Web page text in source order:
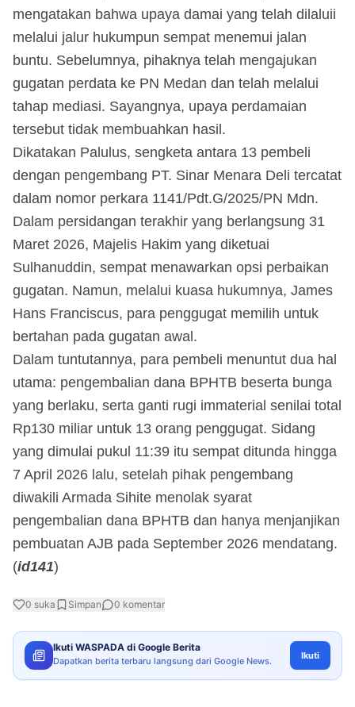
mengatakan bahwa upaya damai yang telah dilaluii
melalui jalur hukumpun sempat menemui jalan
buntu. Sebelumnya, pihaknya telah mengajukan
gugatan perdata ke PN Medan dan telah melalui
tahap mediasi. Sayangnya, upaya perdamaian
tersebut tidak membuahkan hasil.
Dikatakan Palulus, sengketa antara 13 pembeli
dengan pengembang PT. Sinar Menara Deli tercatat
dalam nomor perkara 1141/Pdt.G/2025/PN Mdn.
Dalam persidangan terakhir yang berlangsung 31
Maret 2026, Majelis Hakim yang diketuai
Sulhanuddin, sempat menawarkan opsi perbaikan
gugatan. Namun, melalui kuasa hukumnya, James
Hans Franciscus, para penggugat memilih untuk
bertahan pada gugatan awal.
Dalam tuntutannya, para pembeli menuntut dua hal
utama: pengembalian dana BPHTB beserta bunga
yang berlaku, serta ganti rugi immaterial senilai total
Rp130 miliar untuk 13 orang penggugat. Sidang
yang dimulai pukul 11:39 itu sempat ditunda hingga
7 April 2026 lalu, setelah pihak pengembang
diwakili Armada Sihite menolak syarat
pengembalian dana BPHTB dan hanya menjanjikan
pembuatan AJB pada September 2026 mendatang.
(id141)
0 suka Simpan 0 komentar
Ikuti WASPADA di Google Berita
Dapatkan berita terbaru langsung dari Google News. Ikuti